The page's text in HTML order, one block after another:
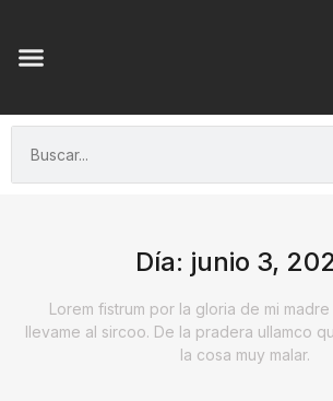
Día: junio 3,
Lorem fistrum por la gloria de mi
llevame al sircoo. De la pradera ullamco
la cosa muy malar.